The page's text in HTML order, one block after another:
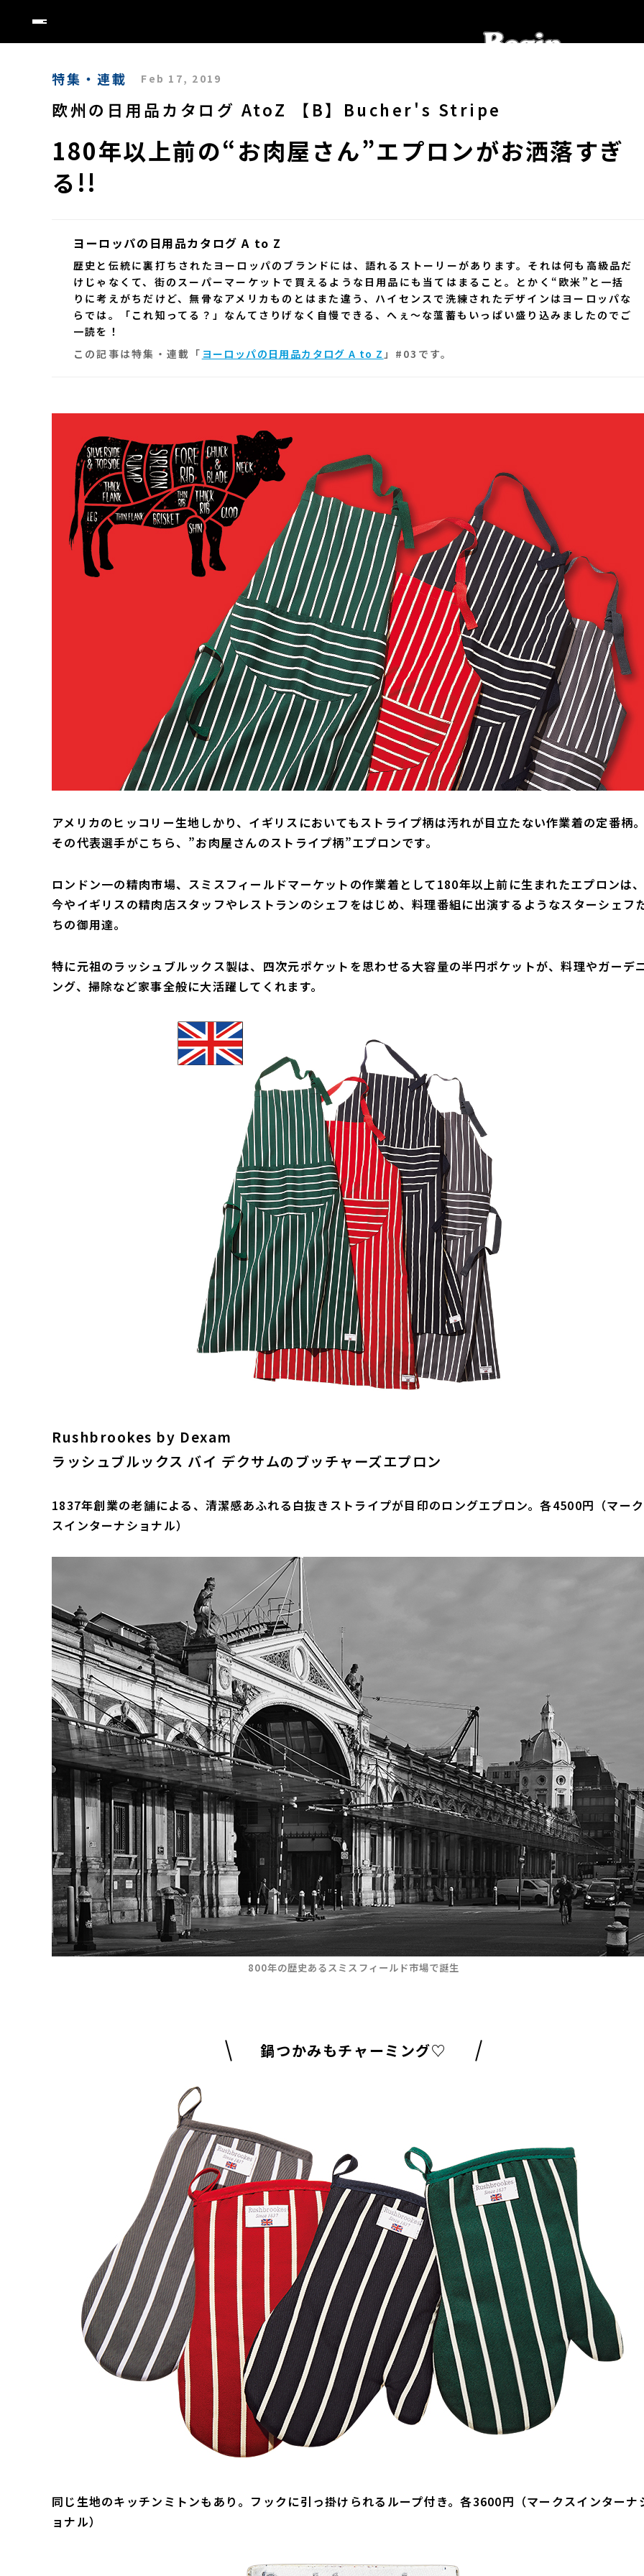
特集・連載 Feb 17, 2019
欧州の日用品カタログ AtoZ 【B】Bucher's Stripe
180年以上前の“お肉屋さん”エプロンがお洒落すぎ
る!!
ヨーロッパの日用品カタログ A to Z
歴史と伝統に裏打ちされたヨーロッパのブランドには、語れるストーリーがあります。それは何も高級品だ
けじゃなくて、街のスーパーマーケットで買えるような日用品にも当てはまること。とかく“欧米”と一括
りに考えがちだけど、無骨なアメリカものとはまた違う、ハイセンスで洗練されたデザインはヨーロッパな
らでは。「これ知ってる？」なんてさりげなく自慢できる、へぇ～な薀蓄もいっぱい盛り込みましたのでご
一読を！
この記事は特集・連載「 ヨーロッパの日用品カタログ A to Z」#03です。
アメリカのヒッコリー生地しかり、イギリスにおいてもストライプ柄は汚れが目立たない作業着の定番柄
その代表選手がこちら、”お肉屋さんのストライプ柄”エプロンです。
ロンドン一の精肉市場、スミスフィールドマーケットの作業着として180年以上前に生まれたエプロンは
今やイギリスの精肉店スタッフやレストランのシェフをはじめ、料理番組に出演するようなスターシェフ
ちの御用達。
特に元祖のラッシュブルックス製は、四次元ポケットを思わせる大容量の半円ポケットが、料理やガーデ
ング、掃除など家事全般に大活躍してくれます。
Rushbrookes by Dexam
ラッシュブルックス バイ デクサムのブッチャーズエプロン
1837年創業の老舗による、清潔感あふれる白抜きストライプが目印のロングエプロン。各4500円（マーク
スインターナショナル）
800年の歴史あるスミスフィールド市場で誕生
鍋つかみもチャーミング♡
同じ生地のキッチンミトンもあり。フックに引っ掛けられるループ付き。各3600円（マークスインターナ
ョナル）